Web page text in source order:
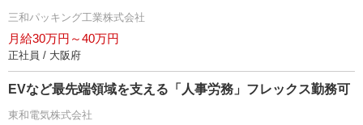
三和パッキング工業株式会社
月給30万円～40万円
正社員 / 大阪府
EVなど最先端領域を支える「人事労務」フレックス勤務可
東和電気株式会社